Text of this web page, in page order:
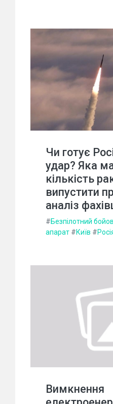
Чи готує
удар? Яка
кількість
випустити
аналіз
#Безпілотний
апарат #Київ #
Вимкнення